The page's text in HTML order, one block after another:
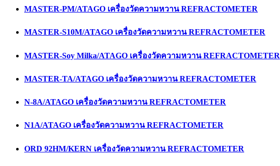
MASTER-PM/ATAGO เครื่องวัดความหวาน REFRACTOMETER
MASTER-S10M/ATAGO เครื่องวัดความหวาน REFRACTOMETER
MASTER-Soy Milka/ATAGO เครื่องวัดความหวาน REFRACTOMETER
MASTER-TA/ATAGO เครื่องวัดความหวาน REFRACTOMETER
N-8A/ATAGO เครื่องวัดความหวาน REFRACTOMETER
N1A/ATAGO เครื่องวัดความหวาน REFRACTOMETER
ORD 92HM/KERN เครื่องวัดความหวาน REFRACTOMETER